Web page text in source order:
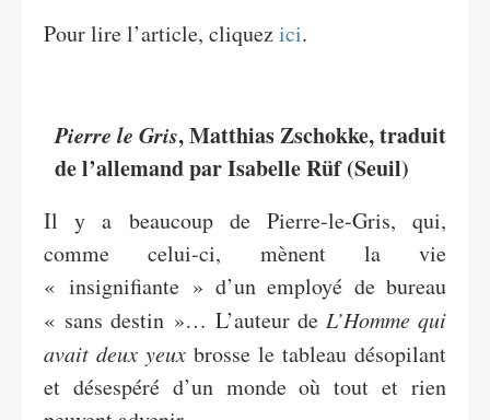
Pour lire l’article, cliquezici.
Pierre le Gris, Matthias Zschokke, traduit
de l’allemand par Isabelle Rüf (Seuil)
Il y a beaucoup de Pierre-le-Gris, qui,
comme celui-ci, mènent la vie
« insignifiante » d’un employé de bureau
« sans destin »… L’auteur de L’Homme qui
avait deux yeux brosse le tableau désopilant
et désespéré d’un monde où tout et rien